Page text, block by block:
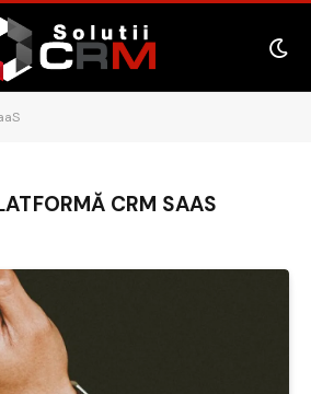
CRM SAAS